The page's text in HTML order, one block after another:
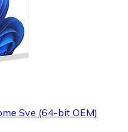
Sve (64-bit OEM)